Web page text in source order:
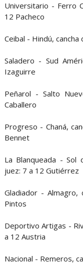
Universitario - Ferro
12 Pacheco
Ceibal - Hindú,
Saladero - Sud
Izaguirre
Peñarol - Salto
Caballero
Progreso - Chaná,
Bennet
La Blanqueada - Sol
juez: 7 a 12 Gutiérrez
Gladiador - Almagro,
Pintos
Deportivo Artigas -
a 12 Austria
Nacional - Remeros,